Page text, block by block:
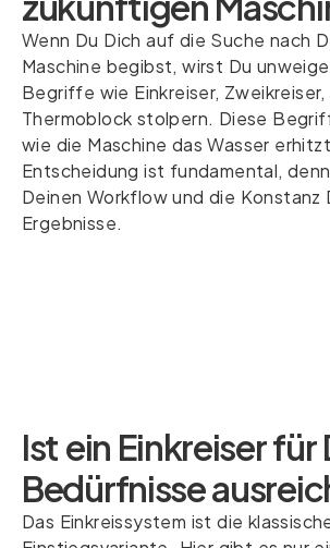
Wenn Du Dich auf die Suche nach
Maschine begibst, wirst Du
Begriffe wie Einkreiser,
Thermoblock stolpern. Diese
wie die Maschine das Wasser
Entscheidung ist fundamental,
Deinen Workflow und die Konstanz
Ergebnisse.
Ist ein Einkreiser für
Bedürfnisse
Das Einkreissystem ist die